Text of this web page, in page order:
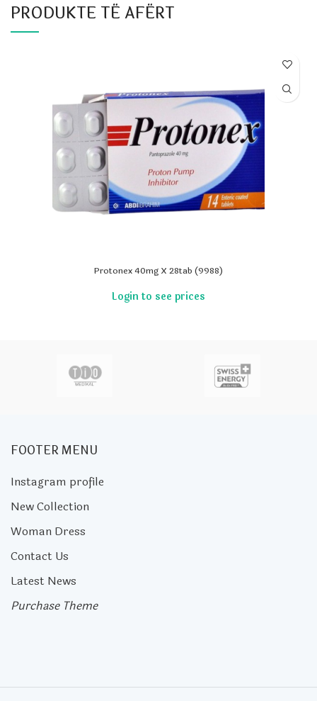
PRODUKTE TË AFËRT
Protonex 40mg X 28tab (9988)
FOOTER MENU
Instagram profile
New Collection
Woman Dress
Contact Us
Latest News
Purchase Theme